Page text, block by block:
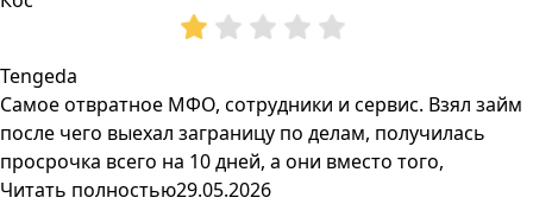
Tengeda
Самое отвратное МФО, сотрудники и сервис. Взял займ
после чего выехал заграницу по делам, получилась
просрочка всего на 10 дней, а они вместо того,
Читать полностью29.05.2026